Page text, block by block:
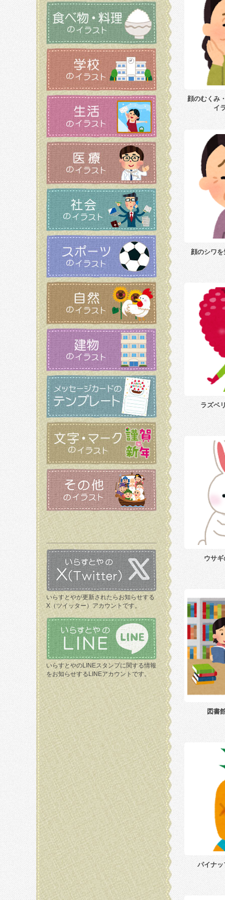
いらすとやが更新されたらお知らせする
X（ツイッター）アカウントです。
いらすとやのLINEスタンプに関する情報
をお知らせするLINEアカウントです。
顔のむくみ
イ
顔のシワ
ラズベ
ウサ
図書
パイナ